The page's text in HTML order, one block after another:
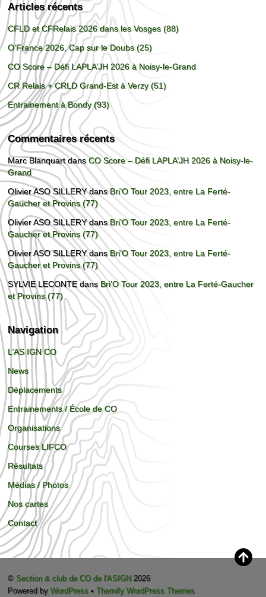
Articles récents
CFLD et CFRelais 2026 dans les Vosges (88)
O’France 2026, Cap sur le Doubs (25)
CO Score – Défi LAPLA’JH 2026 à Noisy-le-Grand
CR Relais + CRLD Grand-Est à Verzy (51)
Entrainement à Bondy (93)
Commentaires récents
Marc BlanquartdansCO Score – Défi LAPLA’JH 2026 à Noisy-le-
Grand
Olivier ASO SILLERYdansBri’O Tour 2023, entre La Ferté-
Gaucher et Provins (77)
Olivier ASO SILLERYdansBri’O Tour 2023, entre La Ferté-
Gaucher et Provins (77)
Olivier ASO SILLERYdansBri’O Tour 2023, entre La Ferté-
Gaucher et Provins (77)
SYLVIE LECONTEdans Bri’O Tour 2023, entre La Ferté-Gaucher
et Provins (77)
Navigation
L’AS IGN CO
News
Déplacements
Entrainements / École de CO
Organisations
Courses LIFCO
Résultats
Médias / Photos
Nos cartes
Contact
© Section & club de CO de l'ASIGN 2026
Powered byWordPress •Themify WordPress Themes